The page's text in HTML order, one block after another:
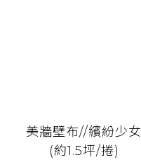
美牆壁布//繽紛少女
(約1.5坪/捲)